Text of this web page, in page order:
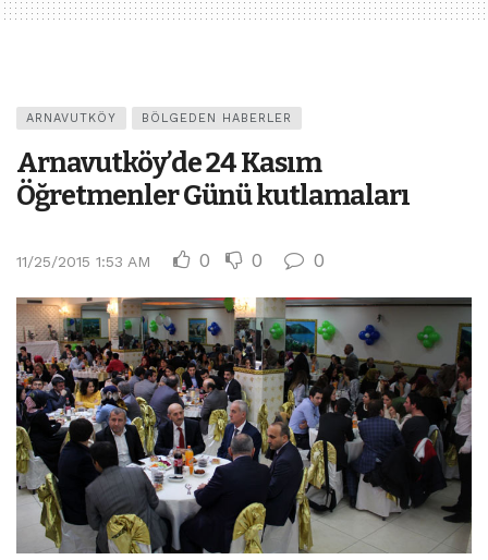
ARNAVUTKÖY BÖLGEDEN HABERLER
Arnavutköy’de 24 Kasım
Öğretmenler Günü kutlamaları
11/25/2015 1:53 AM 0 0 0